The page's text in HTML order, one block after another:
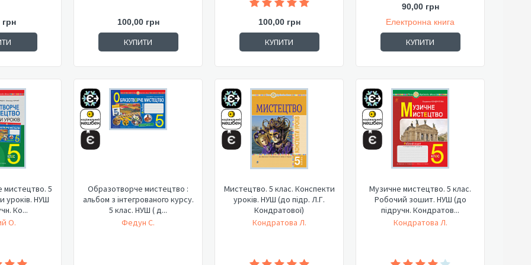
грн 100,00 грн
КУПИТИ
100,00 грн
КУПИТИ
90,00 грн
Електронна книга
КУПИТИ
5
уроків. НУШ
Ко...
О.
Образотворче мистецтво :
альбом з інтегрованого курсу.
5 клас. НУШ ( д...
Федун С.
Мистецтво. 5 клас. Конспекти
уроків. НУШ (до підр. Л.Г.
Кондратової)
Кондратова Л.
Музичне мистецтво. 5 клас.
Робочий зошит. НУШ (до
підручн. Кондратов...
Кондратова Л.